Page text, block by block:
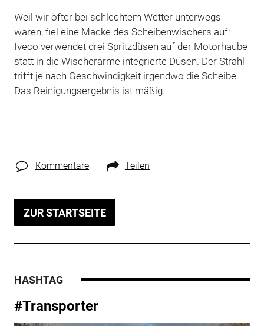
Weil wir öfter bei schlechtem Wetter unterwegs
waren, fiel eine Macke des Scheibenwischers auf:
Iveco verwendet drei Spritzdüsen auf der Motorhaube
statt in die Wischerarme integrierte Düsen. Der Strahl
trifft je nach Geschwindigkeit irgendwo die Scheibe.
Das Reinigungsergebnis ist mäßig.
Kommentare Teilen
ZUR STARTSEITE
HASHTAG
#Transporter